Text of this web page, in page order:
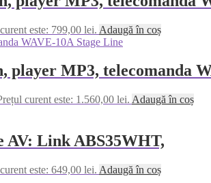
este: 799,00 lei. Adaugă în coș
player MP3, telecomanda
curent este: 1.560,00 lei. Adaugă în coș
AV: Link ABS35WHT,
este: 649,00 lei. Adaugă în coș